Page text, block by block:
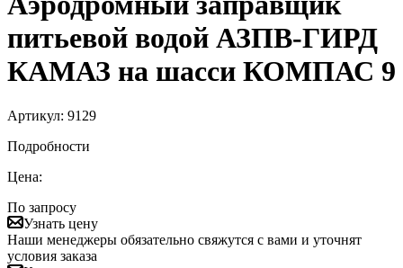
питьевой водой АЗПВ-ГИРД
КАМАЗ на шасси КОМПАС 9
Артикул: 9129
Подробности
Цена:
По запросу
Узнать цену
Наши менеджеры обязательно свяжутся с вами и уточнят
условия заказа